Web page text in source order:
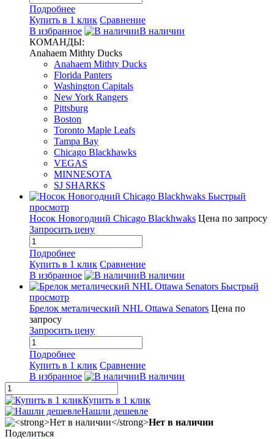
Подробнее
Купить в 1 клик Сравнение
В избранное
В наличии
КОМАНДЫ:
Anahaem Mithty Ducks
Anahaem Mithty Ducks
Florida Panters
Washington Capitals
New York Rangers
Pittsburg
Boston
Toronto Maple Leafs
Tampa Bay
Chicago Blackhawks
VEGAS
MINNESOTA
SJ SHARKS
Быстрый
просмотр
Носок Новогодний Chicago Blackhwaks Цена по запросу
Запросить цену
Подробнее
Купить в 1 клик Сравнение
В избранное
В наличии
Быстрый
просмотр
Брелок металический NHL Ottawa Senators Цена по
запросу
Запросить цену
Подробнее
Купить в 1 клик Сравнение
В избранное
В наличии
Купить в 1 клик
Нашли дешевле
Нет в наличии
Поделиться